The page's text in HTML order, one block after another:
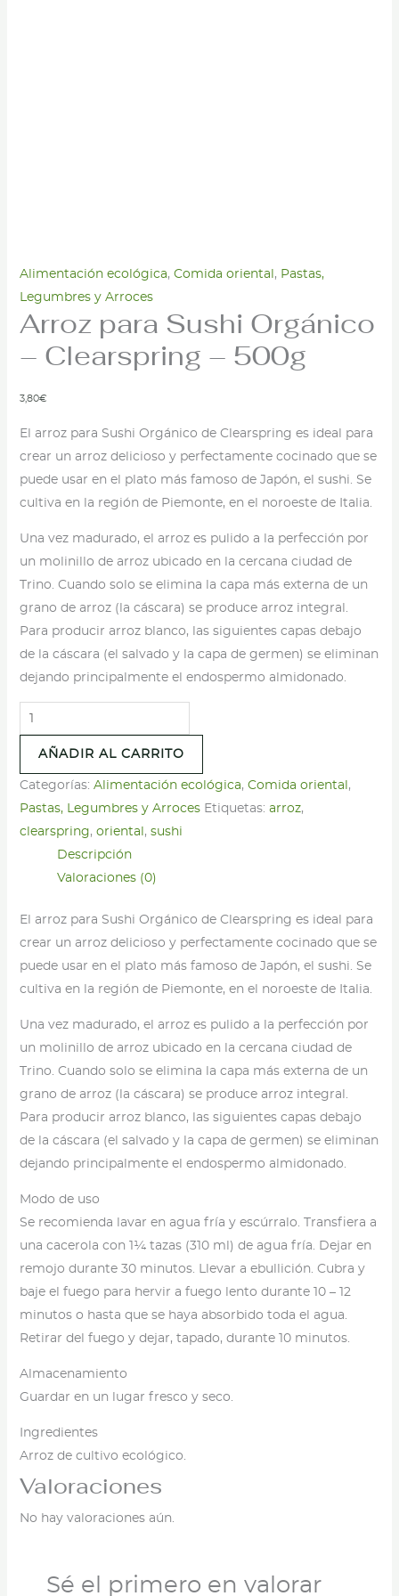
Alimentación ecológica, Comida oriental , Pastas,
Legumbres y Arroces
Arroz para Sushi Orgánico
– Clearspring – 500g
3,80€
El arroz para Sushi Orgánico de Clearspring es ideal para
crear un arroz delicioso y perfectamente cocinado que se
puede usar en el plato más famoso de Japón, el sushi. Se
cultiva en la región de Piemonte, en el noroeste de Italia.
Una vez madurado, el arroz es pulido a la perfección por
un molinillo de arroz ubicado en la cercana ciudad de
Trino. Cuando solo se elimina la capa más externa de un
grano de arroz (la cáscara) se produce arroz integral.
Para producir arroz blanco, las siguientes capas debajo
de la cáscara (el salvado y la capa de germen) se eliminan
dejando principalmente el endospermo almidonado.
Arroz
para
Sushi
Orgánico
-
Clearspring
AÑADIR AL CARRITO
Categorías: Alimentación ecológica, Comida oriental ,
Pastas, Legumbres y Arroces Etiquetas: arroz,
clearspring, oriental , sushi
Descripción
Valoraciones (0)
El arroz para Sushi Orgánico de Clearspring es ideal para
crear un arroz delicioso y perfectamente cocinado que se
puede usar en el plato más famoso de Japón, el sushi. Se
cultiva en la región de Piemonte, en el noroeste de Italia.
Una vez madurado, el arroz es pulido a la perfección por
un molinillo de arroz ubicado en la cercana ciudad de
Trino. Cuando solo se elimina la capa más externa de un
grano de arroz (la cáscara) se produce arroz integral.
Para producir arroz blanco, las siguientes capas debajo
de la cáscara (el salvado y la capa de germen) se eliminan
dejando principalmente el endospermo almidonado.
Modo de uso
Se recomienda lavar en agua fría y escúrralo. Transfiera a
una cacerola con 1¼ tazas (310 ml) de agua fría. Dejar en
remojo durante 30 minutos. Llevar a ebullición. Cubra y
baje el fuego para hervir a fuego lento durante 10 – 12
minutos o hasta que se haya absorbido toda el agua.
Retirar del fuego y dejar, tapado, durante 10 minutos.
Almacenamiento
Guardar en un lugar fresco y seco.
Ingredientes
Arroz de cultivo ecológico.
Valoraciones
No hay valoraciones aún.
Sé el primero en valorar